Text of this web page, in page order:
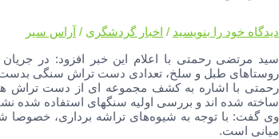
دیدگاه‌ خود را بنویسید / اخبار گردشگری / آراس سیر
سید مرتضی رحمتی با اعلام این خبر افزود: در
روستاهای طبل و سلخ، تعدادی دست تراش سنگی
رحمتی با اشاره به کشف مجموعه ای از دست تراش
ساخته شده اند و بررسی اولیه سنگهای استفاده شده
وی گفت: با توجه به شیوه‌های تراشه برداری، خصوصا
میانی است.